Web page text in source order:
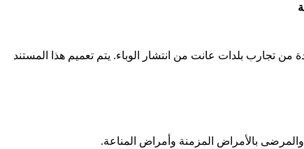
تجارب بلدات عانت من انتشار الوباء. يتم تعميم هذا المستند
بالأمراض المزمنة وأمراض المناعة.